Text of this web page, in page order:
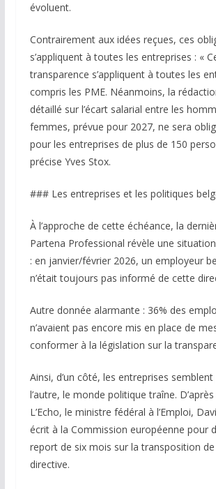
évoluent.
Contrairement aux idées reçues, ces
s’appliquent à toutes les entreprises : «
transparence s’appliquent à toutes les
compris les PME. Néanmoins, la
détaillé sur l’écart salarial entre les
femmes, prévue pour 2027, ne sera
pour les entreprises de plus de 150
précise Yves Stox.
### Les entreprises et les politiques
À l’approche de cette échéance, la
Partena Professional révèle une
: en janvier/février 2026, un employeur
n’était toujours pas informé de cette
Autre donnée alarmante : 36% des
n’avaient pas encore mis en place de
conformer à la législation sur la
Ainsi, d’un côté, les entreprises
l’autre, le monde politique traîne.
L’Echo, le ministre fédéral à l’Emploi,
écrit à la Commission européenne pour
report de six mois sur la transposition
directive.